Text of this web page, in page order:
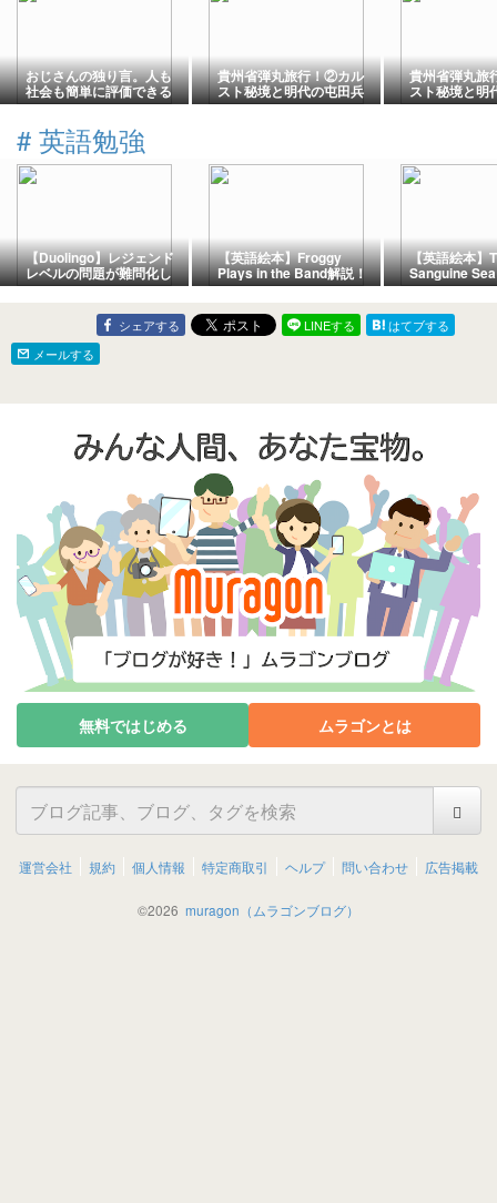
おじさんの独り言。人も
社会も簡単に評価できる
ほど単純ではない。
貴州省弾丸旅行！②カル
スト秘境と明代の屯田兵
の末裔が暮らす村【黔西
貴州省弾丸
スト秘境と明
の末裔が暮ら
# 英語勉強
【Duolingo】レジェンド
レベルの問題が難問化し
ている！？
【英語絵本】Froggy
Plays in the Band解説！
日常で使える重要フレー
ズ3選と和訳まとめ
【英語絵本】
Sanguine
らすじと日本
ガメの冒険か
英単語と環境
シェアする LINEする
はてブする
メールする
無料ではじめる ムラゴンとは
運営会社 規約 個人情報 特定商取引 ヘルプ 問い合わせ 広告掲載
©2026 muragon（ムラゴンブログ）